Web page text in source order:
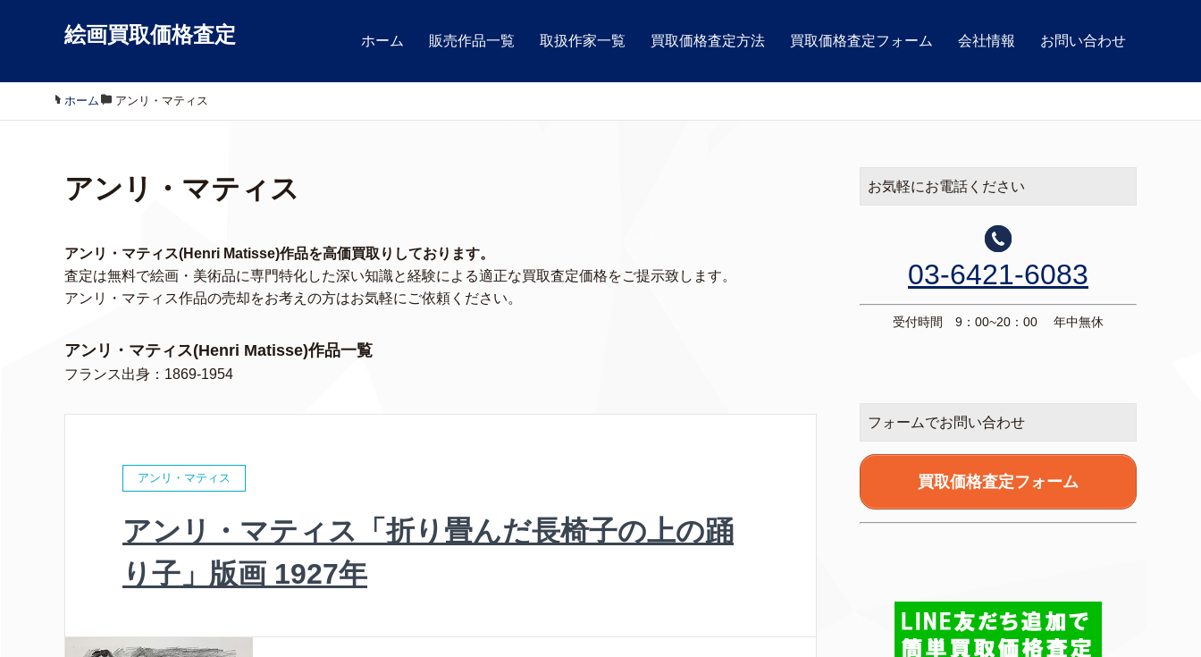
絵画買取価格査定 ホーム 販売作品一覧 取扱作家一覧 買取価格査定方法 買取価格査定フォーム 会社情報 お問い合わせ
ホーム / アンリ・マティス
アンリ・マティス
アンリ・マティス(Henri Matisse)作品を高価買取りしております。
査定は無料で絵画・美術品に専門特化した深い知識と経験による適正な買取査定価格をご提示致します。
アンリ・マティス作品の売却をお考えの方はお気軽にご依頼ください。
アンリ・マティス(Henri Matisse)作品一覧
フランス出身：1869-1954
アンリ・マティス
アンリ・マティス「折り畳んだ長椅子の上の踊
り子」版画 1927年
お気軽にお電話ください
03-6421-6083
受付時間 9：00~20：00 年中無休
フォームでお問い合わせ
買取価格査定フォーム